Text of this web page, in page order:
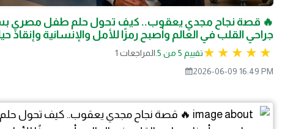
🔥 قصة نجاح مجدي يعقوب.. كيف تحول حلم طفل مصري
جراحي القلب في العالم وأصبح رمزًا للأمل والإنسانية وإنقاذ
تقييم 5 من 5.
1 المراجعات
2026-06-09 16:49 PM